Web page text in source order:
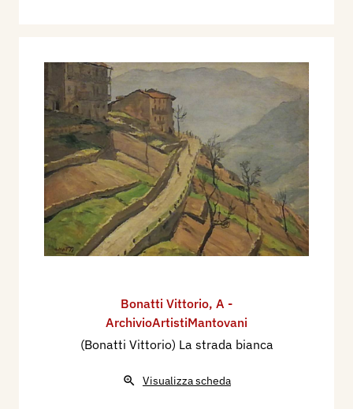
Bonatti Vittorio, A -
ArchivioArtistiMantovani
(Bonatti Vittorio) La strada bianca
Visualizza scheda